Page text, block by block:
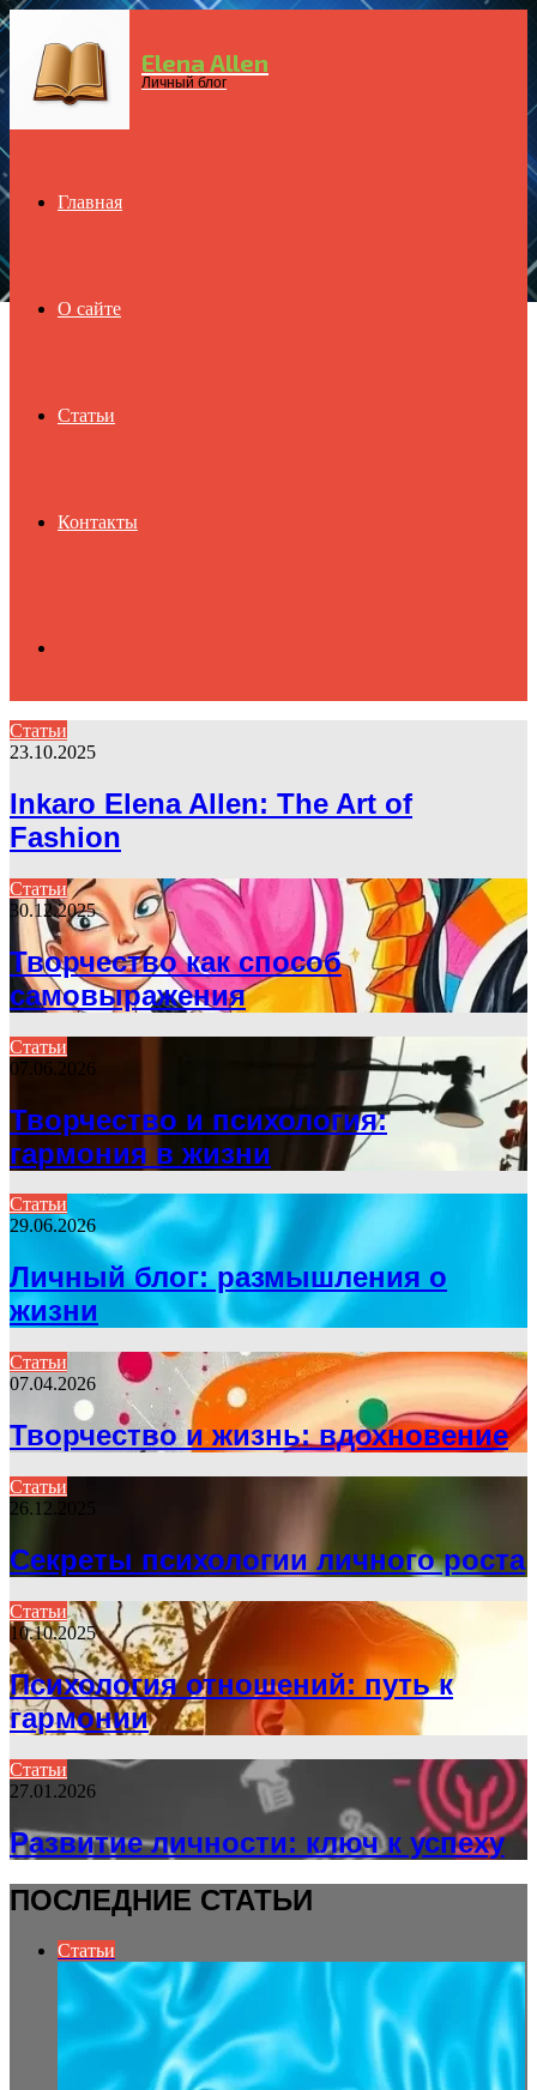
Menu Elena Allen
Личный блог
Главная
О сайте
Статьи
Контакты
for
Статьи
23.10.2025
Inkaro Elena Allen: The Art of
Fashion
Статьи
30.12.2025
Творчество как способ
самовыражения
Статьи
07.06.2026
Творчество и психология:
гармония в жизни
Статьи
29.06.2026
Личный блог: размышления о
жизни
Статьи
07.04.2026
Творчество и жизнь: вдохновение
Статьи
26.12.2025
Секреты психологии личного роста
Статьи
10.10.2025
Психология отношений: путь к
гармонии
Статьи
27.01.2026
Развитие личности: ключ к успеху
ПОСЛЕДНИЕ СТАТЬИ
Статьи